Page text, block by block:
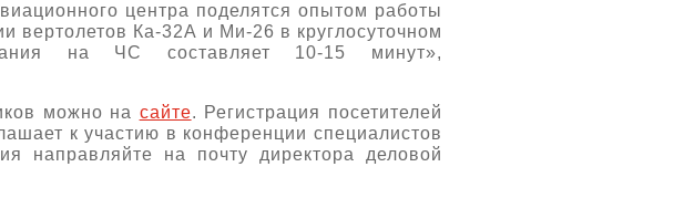
центра поделятся опытом работы
вертолетов Ка-32А и Ми-26 в круглосуточном
на ЧС составляет 10-15 минут»,
можно на сайте. Регистрация посетителей
к участию в конференции специалистов
направляйте на почту директора деловой